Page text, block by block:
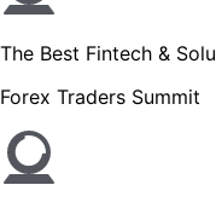
The Best Fintech &
Forex Traders Summit